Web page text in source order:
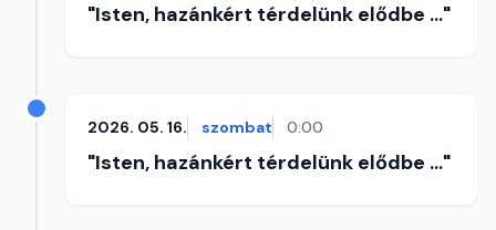
"Isten, hazánkért térdelünk elődbe ..."
2026. 05. 16. szombat 0:00
"Isten, hazánkért térdelünk elődbe ..."